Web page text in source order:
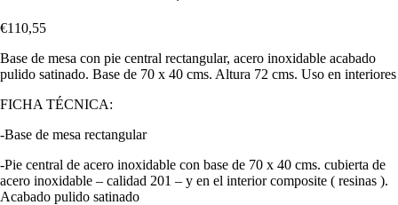
€110,55
Base de mesa con pie central rectangular, acero inoxidable acabado
pulido satinado. Base de 70 x 40 cms. Altura 72 cms. Uso en interiores
FICHA TÉCNICA:
-Base de mesa rectangular
-Pie central de acero inoxidable con base de 70 x 40 cms. cubierta de
acero inoxidable – calidad 201 – y en el interior composite ( resinas ).
Acabado pulido satinado